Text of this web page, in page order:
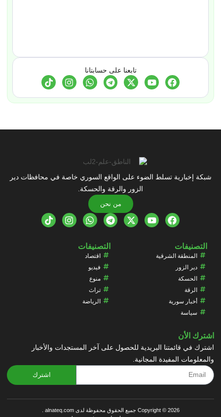
تابعنا على حسابتانا
شبكة إخبارية تسلط الضوء على الواقع السوري خاصة في محافظات دير
الزور والرقة والحسكة.
من نحن
التصنيفات
المنطقة الشرقية
دير الزور
الحسكة
الرقة
أخبار سورية
سياسة
التصنيفات
اقتصاد
فيديو
منوع
تراث
الرياضة
اشترك الأن
اشترك في قائمتنا البريدية للحصول على آخر المستجدات والأخبار
والمعلومات المفيدة المجانية.
اشترك
Copyright © 2026 جميع الحقوق محفوظة لدى alnateq.com .